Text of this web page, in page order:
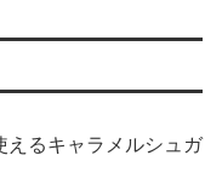
えるキャラメルシュガ